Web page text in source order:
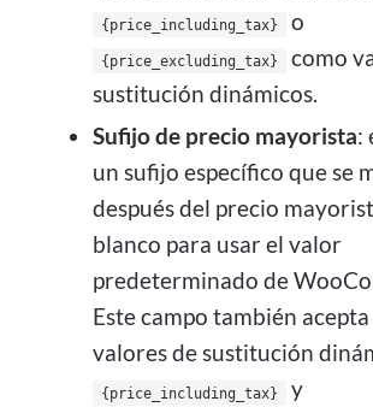
{price_including_tax} o
{price_excluding_tax}
como
sustitución dinámicos.
Sufijo de precio mayorista:
un sufijo específico que se
después del precio
blanco para usar el valor
predeterminado de
Este campo también
valores de sustitución
{price_including_tax} y